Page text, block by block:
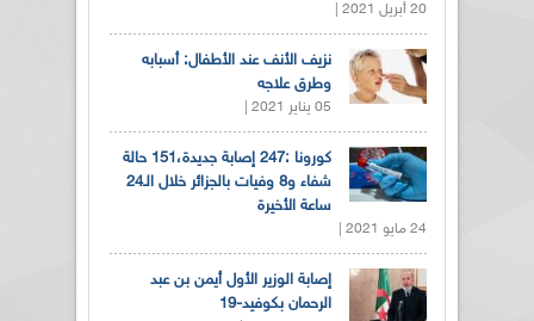
20 أبريل 2021 |
نزيف الأنف عند الأطفال: أسبابه
وطرق علاجه
05 يناير 2021 |
كورونا :247 إصابة جديدة،151 حالة
شفاء و8 وفيات بالجزائر خلال الـ24
ساعة الأخيرة
24 مايو 2021 |
إصابة الوزير الأول أيمن بن عبد
الرحمان بكوفيد-19